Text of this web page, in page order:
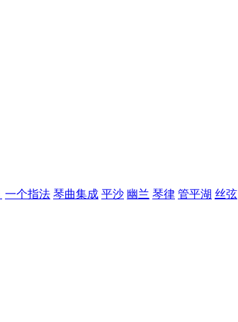
一个指法 琴曲集成 平沙 幽兰 琴律 管平湖 丝弦